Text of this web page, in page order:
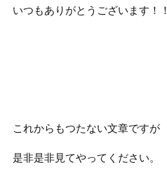
いつもありがとうございます！！
これからもつたない文章ですが
是非是非見てやってください。